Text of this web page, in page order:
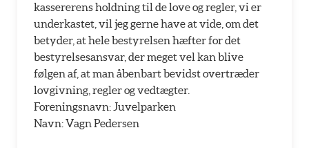
kassererens holdning til de love og regler, vi er
underkastet, vil jeg gerne have at vide, om det
betyder, at hele bestyrelsen hæfter for det
bestyrelsesansvar, der meget vel kan blive
følgen af, at man åbenbart bevidst overtræder
lovgivning, regler og vedtægter.
Foreningsnavn: Juvelparken
Navn: Vagn Pedersen